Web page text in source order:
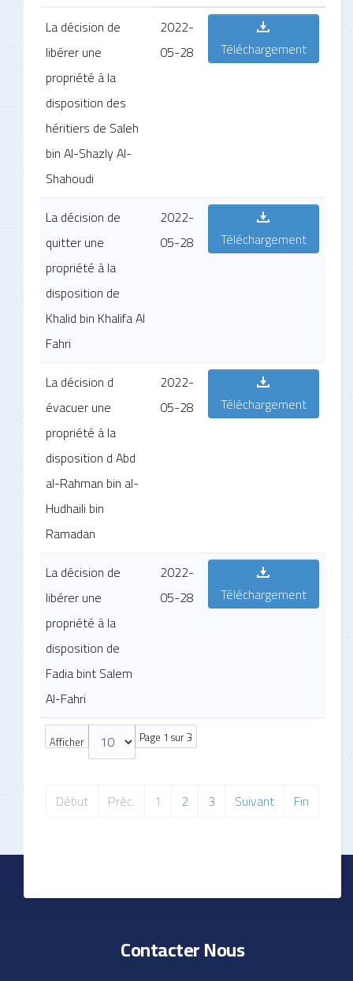
Afficher Page 1 sur 3
Début Préc. 1 2 3 Suivant Fin
La décision de
libérer une
propriété à la
disposition des
héritiers de Saleh
bin Al-Shazly Al-
Shahoudi
2022-
05-28
Téléchargement
La décision de
quitter une
propriété à la
disposition de
Khalid bin Khalifa Al
Fahri
2022-
05-28
Téléchargement
La décision d
évacuer une
propriété à la
disposition d Abd
al-Rahman bin al-
Hudhaili bin
Ramadan
2022-
05-28
Téléchargement
La décision de
libérer une
propriété à la
disposition de
Fadia bint Salem
Al-Fahri
2022-
05-28
Téléchargement
Contacter Nous